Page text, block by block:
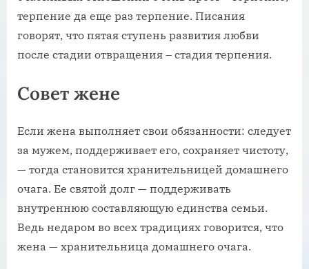
терпение да еще раз терпение. Писания
говорят, что пятая ступень развития любви
после стадии отвращения – стадия терпения.
Совет жене
Если жена выполняет свои обязанности: следует
за мужем, поддерживает его, сохраняет чистоту,
— тогда становится хранительницей домашнего
очага. Ее святой долг — поддерживать
внутреннюю составляющую единства семьи.
Ведь недаром во всех традициях говорится, что
жена — хранительница домашнего очага.